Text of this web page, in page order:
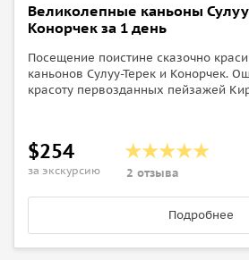
Великолепные каньоны
Конорчек за 1 день
Посещение поистине сказочно
каньонов Сулуу-Терек и Конорчек.
красоту первозданных пейзажей
$254
за экскурсию 2 отзыва
Подробнее